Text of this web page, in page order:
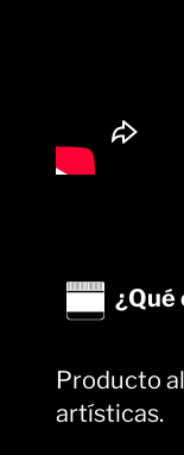
¿Qué
Producto
artísticas.